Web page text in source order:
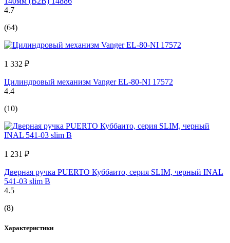
4.7
(64)
1 332 ₽
Цилиндровый механизм Vanger EL-80-NI 17572
4.4
(10)
1 231 ₽
Дверная ручка PUERTO Куббаито, серия SLIM, черный INAL
541-03 slim B
4.5
(8)
Характеристики